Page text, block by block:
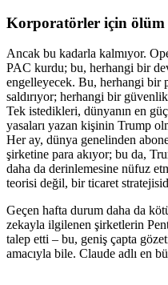
Korporatörler için ölüm
Ancak bu kadarla kalmıyor.
PAC kurdu; bu, herhangi bir
engelleyecek. Bu, herhangi bir
saldırıyor; herhangi bir güvenlik
Tek istedikleri, dünyanın en
yasaları yazan kişinin Trump
Her ay, dünya genelinden
şirketine para akıyor; bu da,
daha da derinlemesine nüfuz
teorisi değil, bir ticaret
Geçen hafta durum daha da
zekayla ilgilenen şirketlerin
talep etti – bu, geniş çapta
amacıyla bile. Claude adlı en